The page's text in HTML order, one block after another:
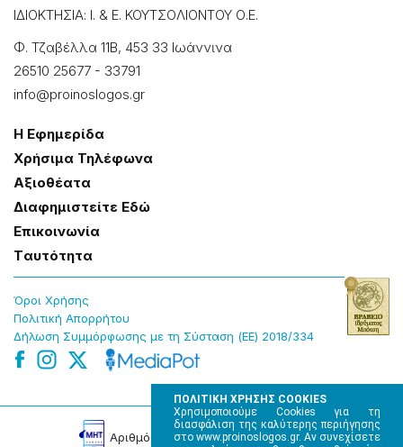
ΠΟΛΙΤΙΚΗ ΧΡΗΣΗΣ COOKIES
Χρησιμοποιούμε Cookies για τη
διασφάλιση της καλύτερης περιήγησης
στο www.proinoslogos.gr. Αν συνεχίσετε
ΙΔΙΟΚΤΗΣΙΑ: Ι. & Ε. ΚΟΥΤΣΟΛΙΟΝΤΟΥ Ο.Ε.
Φ. Τζαβέλλα 11Β, 453 33 Ιωάννɩνα
26510 25677 - 33791
info@proinoslogos.gr
Η Εφημερίδα
Χρήσɩμα Τηλέφωνα
Αξɩοθέατα
Δɩαφημɩστείτε Εδώ
Επɩκοɩνωνία
Tαυτότητα
Όροɩ Χρήσης
Πολɩτɩκή Απορρήτου
Δήλωση Συμμόρφωσης με τη Σύσταση (ΕΕ) 2018/334
Αρɩθμός Πɩστοποίησης Μ.Η.Τ. 220242